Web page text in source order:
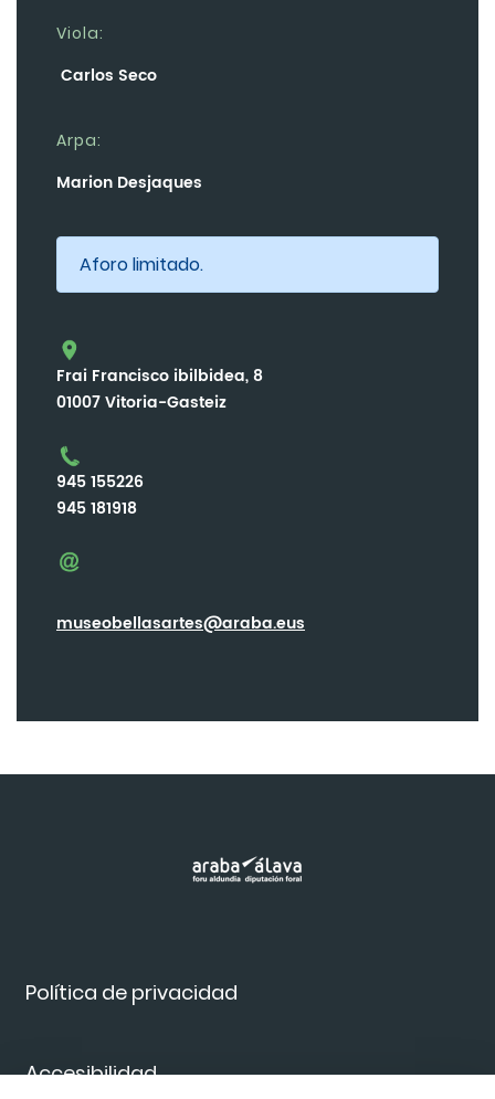
Viola:
Carlos Seco
Arpa:
Marion Desjaques
Aforo limitado.
Frai Francisco ibilbidea, 8
01007 Vitoria-Gasteiz
945 155226
945 181918
museobellasartes@araba.eus
Política de privacidad
Accesibilidad